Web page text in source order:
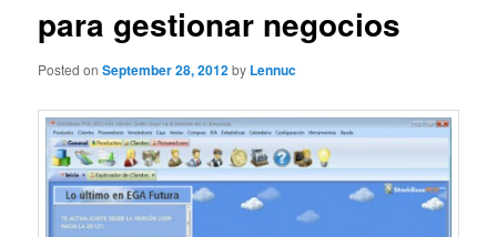
para gestionar negocios
Posted onSeptember 28, 2012by Lennuc